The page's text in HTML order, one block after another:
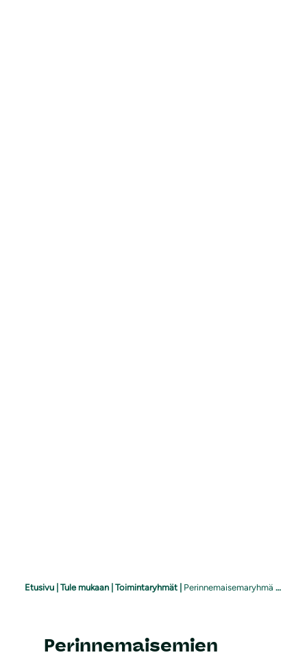
Etusivu Tule mukaan Toimintaryhmät Perinnemaisemaryhmä UUPE
Perinnemaisemien